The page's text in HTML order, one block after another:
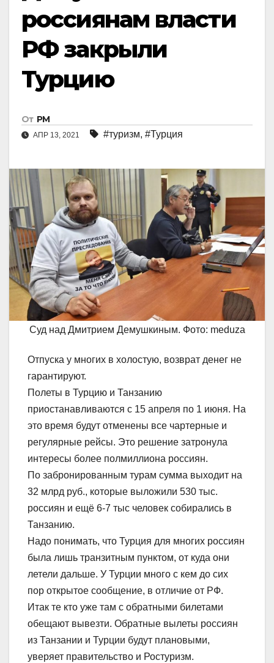
россиянам власти
РФ закрыли
Турцию
От РМ
АПР 13, 2021 #туризм, #Турция
Суд над Дмитрием Демушкиным. Фото: meduza
Отпуска у многих в холостую, возврат денег не
гарантируют.
Полеты в Турцию и Танзанию
приостанавливаются с 15 апреля по 1 июня. На
это время будут отменены все чартерные и
регулярные рейсы. Это решение затронула
интересы более полмиллиона россиян.
По забронированным турам сумма выходит на
32 млрд руб., которые выложили 530 тыс.
россиян и ещё 6-7 тыс человек собирались в
Танзанию.
Надо понимать, что Турция для многих россиян
была лишь транзитным пунктом, от куда они
летели дальше. У Турции много с кем до сих
пор открытое сообщение, в отличие от РФ.
Итак те кто уже там с обратными билетами
обещают вывезти. Обратные вылеты россиян
из Танзании и Турции будут плановыми,
уверяет правительство и Ростуризм.